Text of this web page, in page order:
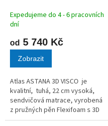
Expedujeme do 4 - 6 pracovních
dní
od 5 740 Kč
Zobrazit
Atlas ASTANA 3D VISCO je
kvalitní, tuhá, 22 cm vysoká,
sendvičová matrace, vyrobená
z pružných pěn Flexifoam s 3D
Raingov technologií s